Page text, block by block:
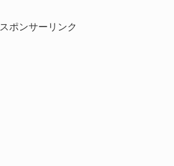
スポンサーリンク